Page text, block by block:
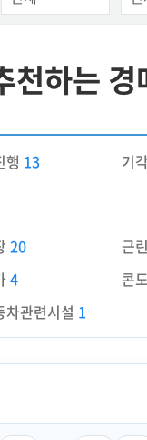
천하는
행 13 기각
20 근
4 콘
차관련시설 1